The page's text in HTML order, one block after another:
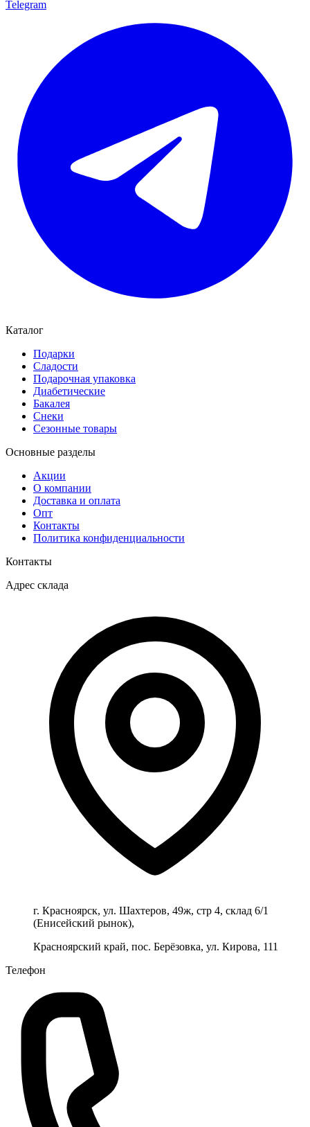
Telegram
Каталог
Подарки
Сладости
Подарочная упаковка
Диабетические
Бакалея
Снеки
Сезонные товары
Основные разделы
Акции
О компании
Доставка и оплата
Опт
Контакты
Политика конфиденциальности
Контакты
Адрес склада
г. Красноярск, ул. Шахтеров, 49ж, стр 4, склад 6/1
(Енисейский рынок),
Красноярский край, пос. Берёзовка, ул. Кирова, 111
Телефон